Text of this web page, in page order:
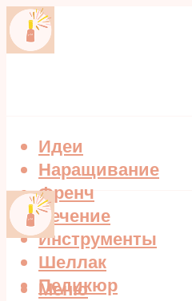
Идеи
Наращивание
Френч
Лечение
Инструменты
Шеллак
Педикюр
Меню